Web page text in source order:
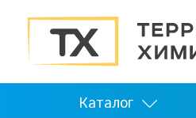
Каталог